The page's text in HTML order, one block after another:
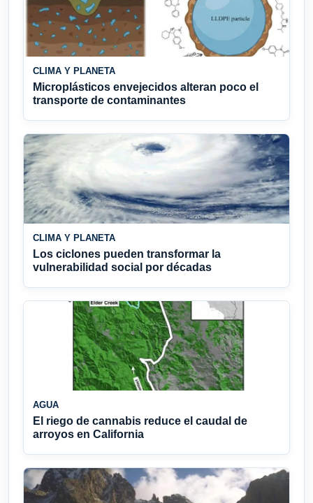
CLIMA Y PLANETA
Microplásticos envejecidos alteran poco el
transporte de contaminantes
CLIMA Y PLANETA
Los ciclones pueden transformar la
vulnerabilidad social por décadas
AGUA
El riego de cannabis reduce el caudal de
arroyos en California